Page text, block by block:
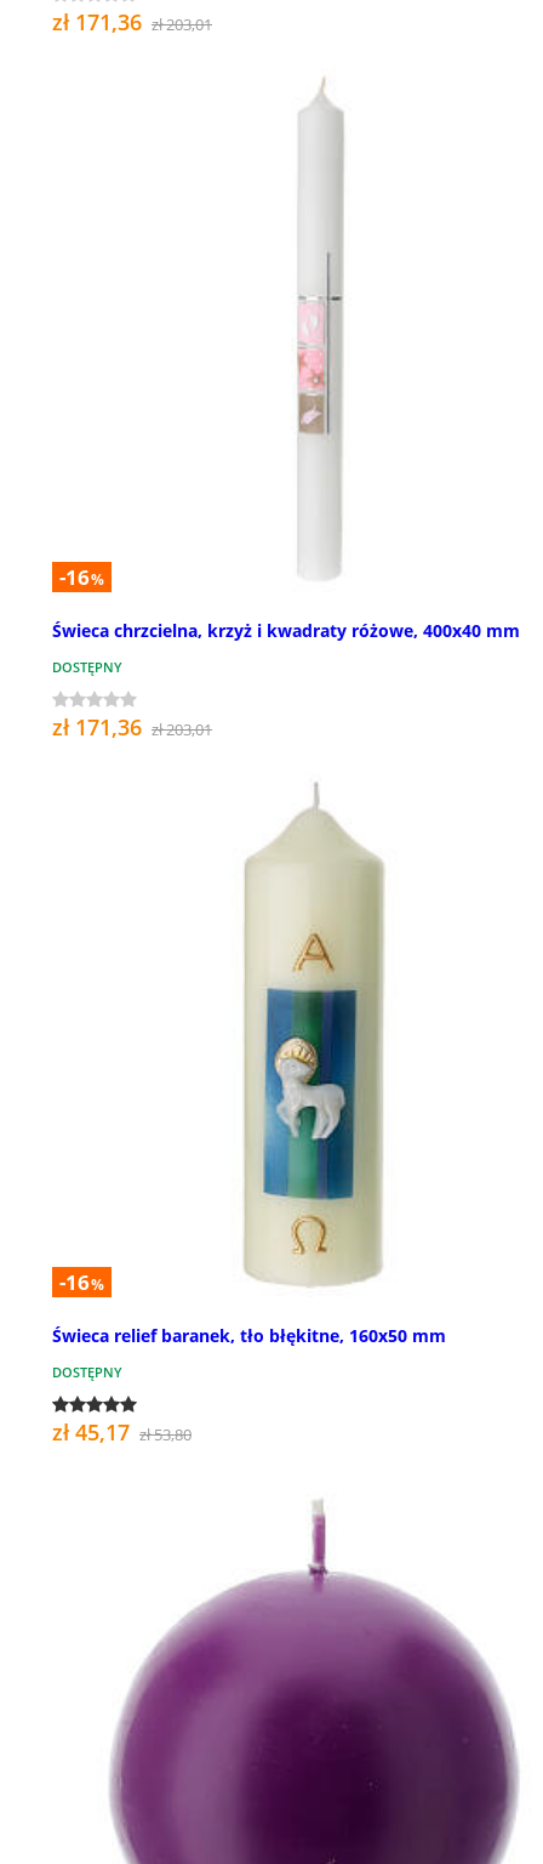
zł 171,36 zł 203,01
-16%
Świeca chrzcielna, krzyż i kwadraty różowe, 400x40 mm
DOSTĘPNY
zł 171,36 zł 203,01
-16%
Świeca relief baranek, tło błękitne, 160x50 mm
DOSTĘPNY
zł 45,17 zł 53,80